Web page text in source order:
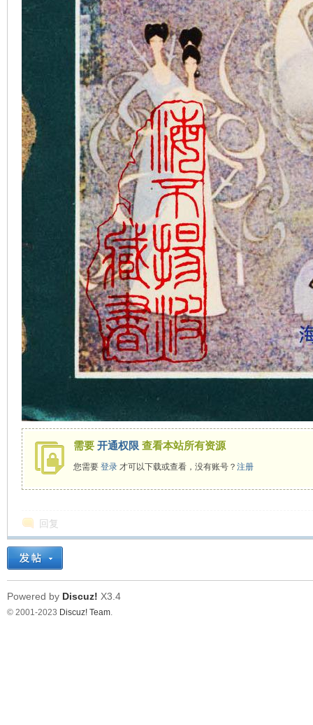
需要 开通权限 查看本站所有资源
您需要 登录才可以下载或查看，没有账号？ 注册
回复
Powered by Discuz! X3.4
© 2001-2023 Discuz! Team.